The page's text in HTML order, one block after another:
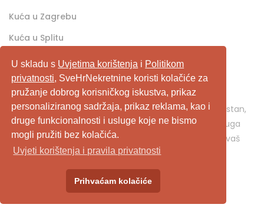
U skladu s Uvjetima korištenja i Politikom
privatnosti, SveHrNekretnine koristi kolačiće za
pružanje dobrog korisničkog iskustva, prikaz
personaliziranog sadržaja, prikaz reklama, kao i
druge funkcionalnosti i usluge koje ne bismo
mogli pružiti bez kolačića.
Uvjeti korištenja i pravila privatnosti
Prihvaćam kolačiće
Kuća u Zagrebu
Kuća u Splitu
Kuća u Rijeci
SveHrNekretnine.com predstavlja sveobuhvatan
pretraživač/oglašivač nekretnina. Ukoliko je u pitanju stan,
kuća, vikendica, zemljište, poslovni prostor, ili neka druga
nekretnina, svehrnekretnine.com je pravo mjesto za vaš
oglas.